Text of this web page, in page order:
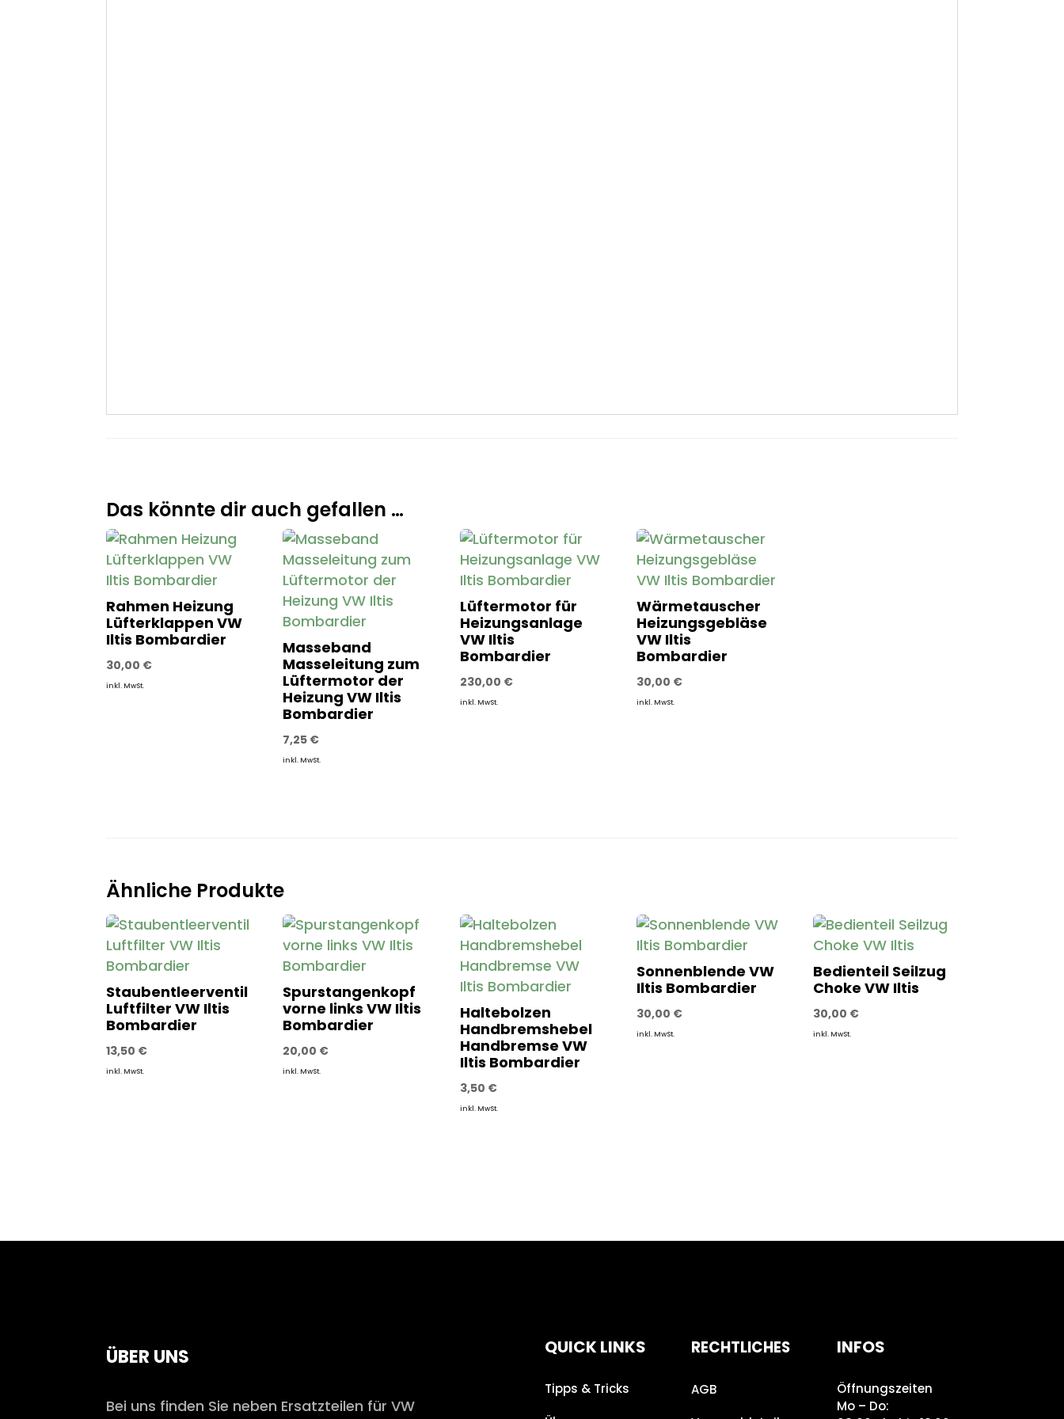
Das könnte dir auch gefallen …
Rahmen Heizung
Lüfterklappen VW
Iltis Bombardier
30,00 €
inkl. MwSt.
Masseband
Masseleitung zum
Lüftermotor der
Heizung VW Iltis
Bombardier
7,25 €
inkl. MwSt.
Lüftermotor für
Heizungsanlage
VW Iltis
Bombardier
230,00 €
inkl. MwSt.
Wärmetauscher
Heizungsgebläse
VW Iltis
Bombardier
30,00 €
inkl. MwSt.
Ähnliche Produkte
Staubentleerventil
Luftfilter VW Iltis
Bombardier
13,50 €
inkl. MwSt.
Spurstangenkopf
vorne links VW Iltis
Bombardier
20,00 €
inkl. MwSt.
Haltebolzen
Handbremshebel
Handbremse VW
Iltis Bombardier
3,50 €
inkl. MwSt.
Sonnenblende VW
Iltis Bombardier
30,00 €
inkl. MwSt.
Bedienteil Seilzug
Choke VW Iltis
30,00 €
inkl. MwSt.
ÜBER UNS
Bei uns finden Sie neben Ersatzteilen für VW
QUICK LINKS
Tipps & Tricks
RECHTLICHES
AGB
INFOS
Öffnungszeiten
Mo – Do: